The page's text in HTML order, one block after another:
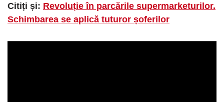
Citiți și: Revoluție în parcările supermarketurilor.
Schimbarea se aplică tuturor șoferilor